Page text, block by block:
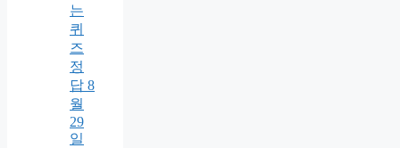
는
퀴
즈
정
답 8
월
29
일